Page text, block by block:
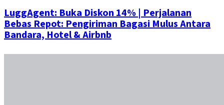
LuggAgent: Buka Diskon 14% | Perjalanan
Bebas Repot: Pengiriman Bagasi Mulus Antara
Bandara, Hotel & Airbnb